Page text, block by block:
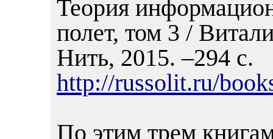
Теория
полет, том 3 /
Нить, 2015. –294 с.
http://russolit.ru/
По этим трем